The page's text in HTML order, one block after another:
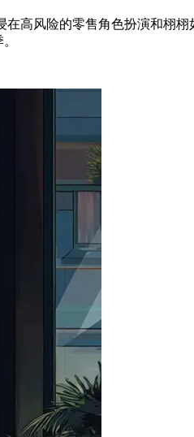
高风险的零售角色扮演和栩